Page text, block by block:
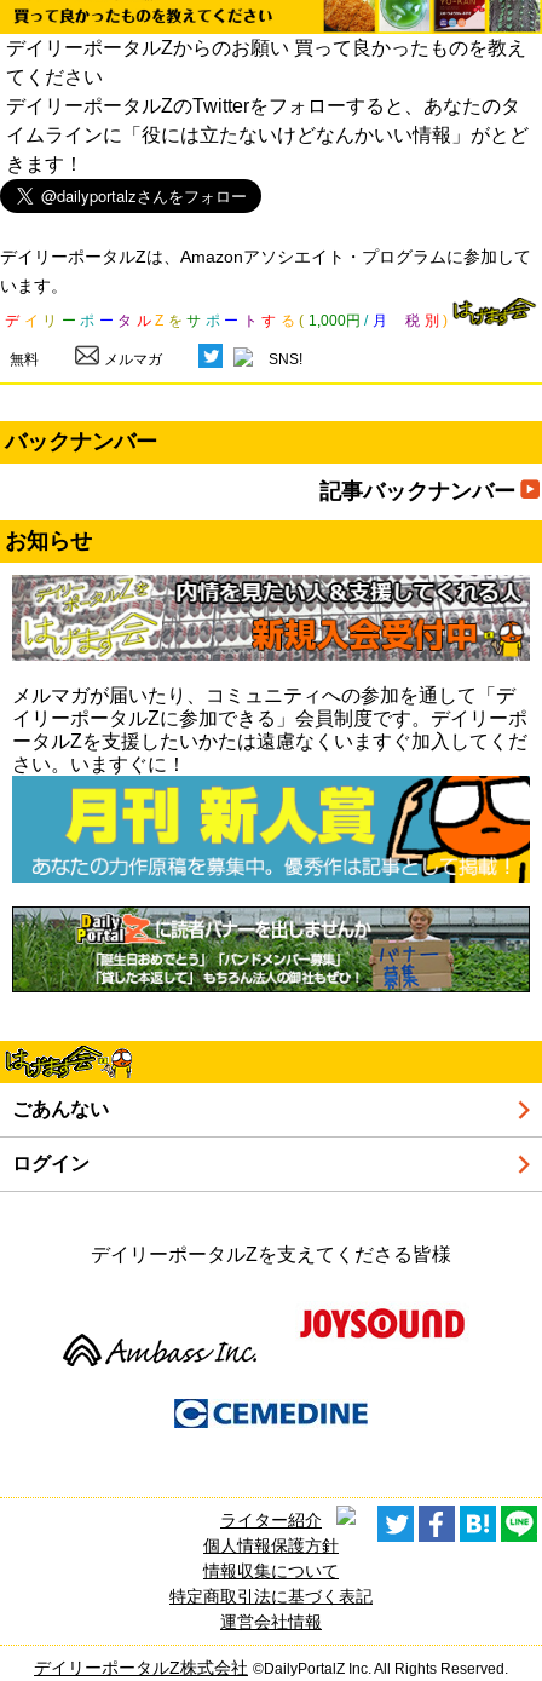
デイリーポータルZからのお願い 買って良かったものを教え
てください
デイリーポータルZのTwitterをフォローすると、あなたのタ
イムラインに「役には立たないけどなんかいい情報」がとど
きます！
デイリーポータルZは、Amazonアソシエイト・プログラムに参加して
います。
デ イ リ ー ポ ー タ ル Z を サ ポ ー ト す る ( 1,000円 / 月 税 別 )
無料 メルマガ SNS!
バックナンバー
記事バックナンバー
お知らせ
メルマガが届いたり、コミュニティへの参加を通して「デ
イリーポータルZに参加できる」会員制度です。デイリーポ
ータルZを支援したいかたは遠慮なくいますぐ加入してくだ
さい。いますぐに！
ごあんない
ログイン
デイリーポータルZを支えてくださる皆様
ライター紹介
個人情報保護方針
情報収集について
特定商取引法に基づく表記
運営会社情報
デイリーポータルZ株式会社 ©DailyPortalZ Inc. All Rights Reserved.